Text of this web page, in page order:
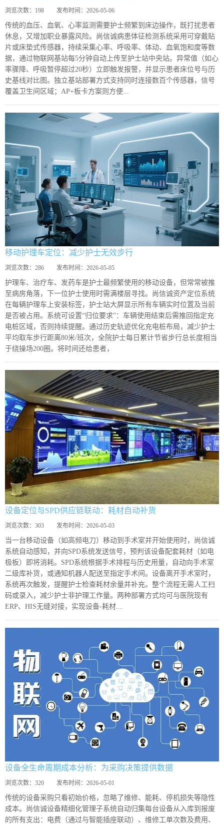
浏览次数： 198 发布时间： 2026-05-06
传统的血压、血氧、心率监测需要护士频繁到床边操作，既打扰患者
休息，又增加职业暴露风险。尚信诚病患体征检测系统采用可穿戴贴
片或床垫式传感器，持续采集心率、呼吸率、体动、血氧饱和度等数
据，通过物联网基站每5分钟自动上传至护士站中央站。异常值（如心
率骤降、呼吸暂停超过20秒）立即触发报警，并显示患者床位号与历
史基线对比图。独立基站部署方式支持同时连接数百个传感器，信号
覆盖卫生间区域；AP+板卡方案则方便...
移动护理车定位：减少护士无效步行
浏览次数： 286 发布时间： 2026-05-05
护理车、治疗车、发药车是护士最频繁使用的移动设备，但常常被推
至病房角落，下一位护士使用时需满楼层寻找。尚信诚资产定位系统
在每辆护理车上安装标签，护士站大屏显示所有车辆实时位置及当前
是否被占用。系统可设置“归位要求”：车辆使用结束后需推回指定充
电桩区域，否则持续提醒。通过历史轨迹优化充电桩布局，减少护士
平均取车步行距离80米/班次，全院护士每日累计节省步行总长度相当
于绕操场200圈。将时间还给患者，
设备定位与SPD供应链联动：耗材自动补货
浏览次数： 303 发布时间： 2026-05-03
当一台移动设备（如高频电刀）移动到手术室并开始使用时，尚信诚
系统自动感知，并向SPD系统发送信号，预判该设备配套耗材（如电
极板）即将消耗。SPD系统根据手术排程与历史用量，自动向手术室
二级库补货，或通知机器人配送至指定手术间。设备离开手术室时，
系统再次触发，提醒护士检查耗材余量并补充。整个流程无需人工扫
码或录入，减少护士非护理工作量。两种部署方式均可与医院现有
ERP、HIS无缝对接，实现设备-耗材...
设备全生命周期成本分析：为采购决策提供数据
浏览次数： 320 发布时间： 2026-05-01
传统的设备采购只看初始价格，忽略了维修、能耗、停机损失等隐性
成本。尚信诚设备精细化管理子系统自动归集每台设备从入库到报废
的所有支出：电费（通过与智能插座联动）、维修工单次数及费用、